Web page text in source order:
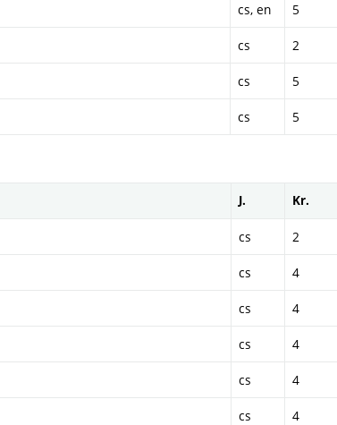
cs, en 5
cs 2
cs 5
cs 5
J. Kr.
cs 2
cs 4
cs 4
cs 4
cs 4
cs 4